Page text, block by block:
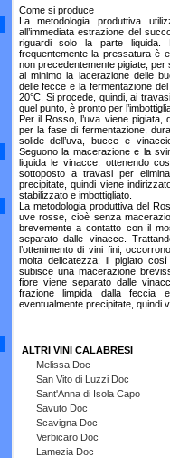
Come si produce
La metodologia produttiva
all’immediata estrazione del
riguardi solo la parte liquida.
frequentemente la pressatura è
non precedentemente pigiate,
al minimo la lacerazione delle
delle fecce e la fermentazione
20°C. Si procede, quindi, ai
quel punto, è pronto per
Per il Rosso, l’uva viene pigiata,
per la fase di fermentazione,
solide dell’uva, bucce e
Seguono la macerazione e la
liquida le vinacce, ottenendo
sottoposto a travasi per
precipitate, quindi viene
stabilizzato e imbottigliato.
La metodologia produttiva del
uve rosse, cioè senza
brevemente a contatto con il
separato dalle vinacce.
l’ottenimento di vini fini,
molta delicatezza; il pigiato
subisce una macerazione
fiore viene separato dalle
frazione limpida dalla feccia
eventualmente precipitate, quindi
ALTRI VINI CALABRESI
Melissa Doc
San Vito di Luzzi Doc
Sant'Anna di Isola Capo
Savuto Doc
Scavigna Doc
Verbicaro Doc
Lamezia Doc